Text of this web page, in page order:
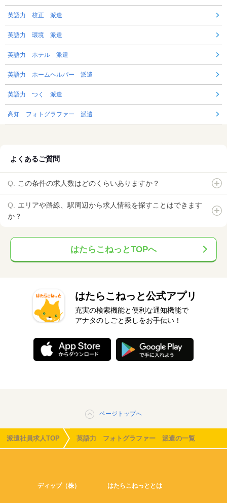
英語力 校正 派遣
英語力 環境 派遣
英語力 ホテル 派遣
英語力 ホームヘルパー 派遣
英語力 つく 派遣
高知 フォトグラファー 派遣
よくあるご質問
この条件の求人数はどのくらいありますか？
エリアや路線、駅周辺から求人情報を探すことはできます
か？
はたらこねっとTOPへ
はたらこねっと公式アプリ
充実の検索機能と便利な通知機能で
アナタのしごと探しをお手伝い！
ページトップへ
派遣社員求人TOP 英語力 フォトグラファー 派遣の一覧
ディップ（株） はたらこねっととは